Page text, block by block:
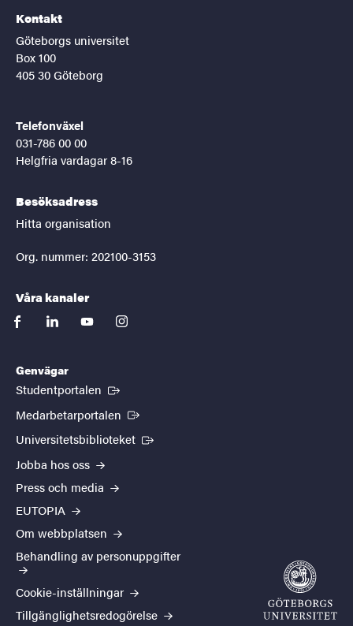
Kontakt
Göteborgs universitet
Box 100
405 30 Göteborg
Telefonväxel
031-786 00 00
Helgfria vardagar 8-16
Besöksadress
Hitta organisation
Org. nummer: 202100-3153
Våra kanaler
facebooklinkedinyoutubeinstagram
Genvägar
Studentportalen (Extern länk)
Medarbetarportalen (Extern länk)
Universitetsbiblioteket (Extern länk)
Jobba hos oss
Press och media
EUTOPIA
Om webbplatsen
Behandling av personuppgifter
Cookie-inställningar
Tillgänglighetsredogörelse